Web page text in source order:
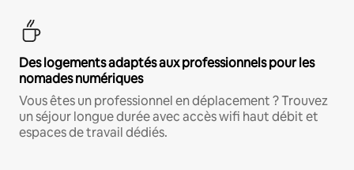
Des logements adaptés aux professionnels pour les
nomades numériques
Vous êtes un professionnel en déplacement ? Trouvez
un séjour longue durée avec accès wifi haut débit et
espaces de travail dédiés.